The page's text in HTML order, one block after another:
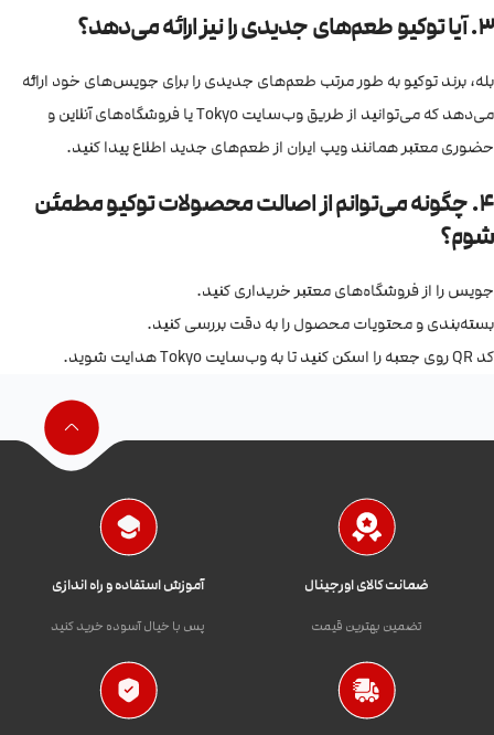
3. آیا توکیو طعم‌های جدیدی را نیز ارائه می‌دهد؟
بله، برند توکیو به طور مرتب طعم‌های جدیدی را برای جویس‌های خود ارائه
می‌دهد که می‌توانید از طریق وب‌سایت Tokyo یا فروشگاه‌های آنلاین و
حضوری معتبر همانند ویپ ایران از طعم‌های جدید اطلاع پیدا کنید.
4. چگونه می‌توانم از اصالت محصولات توکیو مطمئن
شوم؟
جویس را از فروشگاه‌های معتبر خریداری کنید.
بسته‌بندی و محتویات محصول را به دقت بررسی کنید.
کد QR روی جعبه را اسکن کنید تا به وب‌سایت Tokyo هدایت شوید.
ضمانت کالای اورجینال
تضمین بهترین قیمت
آموزش استفاده و راه اندازی
پس با خیال آسوده خرید کنید